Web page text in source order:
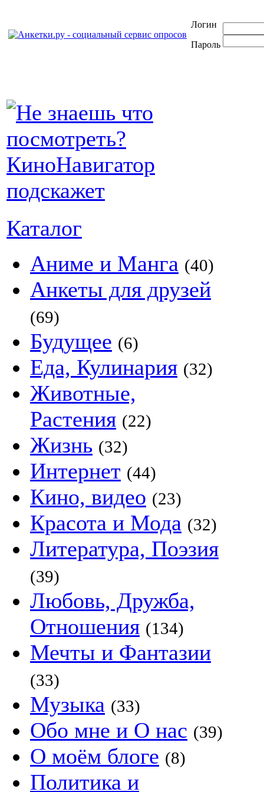
Логин
Пароль
Каталог
Аниме и Манга (40)
Анкеты для друзей
(69)
Будущее (6)
Еда, Кулинария (32)
Животные,
Растения (22)
Жизнь (32)
Интернет (44)
Кино, видео (23)
Красота и Мода (32)
Литература, Поэзия
(39)
Любовь, Дружба,
Отношения (134)
Мечты и Фантазии
(33)
Музыка (33)
Обо мне и О нас (39)
О моём блоге (8)
Политика и